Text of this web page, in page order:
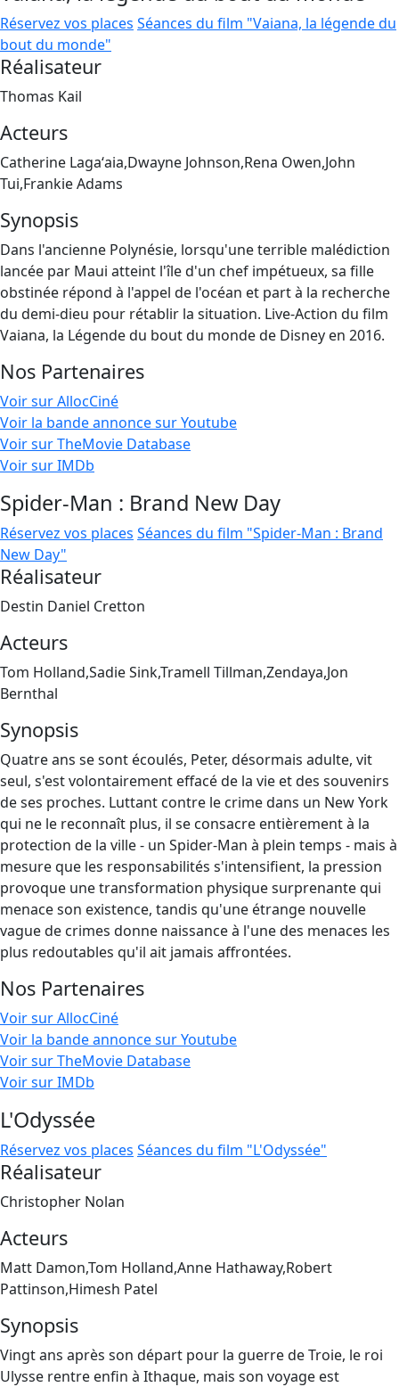
Réservez vos places Séances du film "Vaiana, la légende du
bout du monde"
Réalisateur
Thomas Kail
Acteurs
Catherine Lagaʻaia,Dwayne Johnson,Rena Owen,John
Tui,Frankie Adams
Synopsis
Dans l'ancienne Polynésie, lorsqu'une terrible malédiction
lancée par Maui atteint l'île d'un chef impétueux, sa fille
obstinée répond à l'appel de l'océan et part à la recherche
du demi-dieu pour rétablir la situation. Live-Action du film
Vaiana, la Légende du bout du monde de Disney en 2016.
Nos Partenaires
Voir sur AllocCiné
Voir la bande annonce sur Youtube
Voir sur TheMovie Database
Voir sur IMDb
Spider-Man : Brand New Day
Réservez vos places Séances du film "Spider-Man : Brand
New Day"
Réalisateur
Destin Daniel Cretton
Acteurs
Tom Holland,Sadie Sink,Tramell Tillman,Zendaya,Jon
Bernthal
Synopsis
Quatre ans se sont écoulés, Peter, désormais adulte, vit
seul, s'est volontairement effacé de la vie et des souvenirs
de ses proches. Luttant contre le crime dans un New York
qui ne le reconnaît plus, il se consacre entièrement à la
protection de la ville - un Spider-Man à plein temps - mais à
mesure que les responsabilités s'intensifient, la pression
provoque une transformation physique surprenante qui
menace son existence, tandis qu'une étrange nouvelle
vague de crimes donne naissance à l'une des menaces les
plus redoutables qu'il ait jamais affrontées.
Nos Partenaires
Voir sur AllocCiné
Voir la bande annonce sur Youtube
Voir sur TheMovie Database
Voir sur IMDb
L'Odyssée
Réservez vos places Séances du film "L'Odyssée"
Réalisateur
Christopher Nolan
Acteurs
Matt Damon,Tom Holland,Anne Hathaway,Robert
Pattinson,Himesh Patel
Synopsis
Vingt ans après son départ pour la guerre de Troie, le roi
Ulysse rentre enfin à Ithaque, mais son voyage est